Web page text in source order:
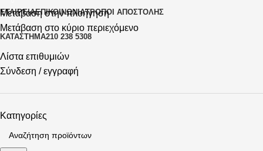
Μετάβαση στην πλοήγηση
Μετάβαση στο κύριο περιεχόμενο
ΕΤΑΙΡΕΊΑΕΠΙΚΟΙΝΩΝΊΑΤΡΌΠΟΙ ΑΠΟΣΤΟΛΉΣ
ΚΑΤΆΣΤΗΜΑ210 238 5308
Λίστα επιθυμιών
Σύνδεση / εγγραφή
Κατηγορίες